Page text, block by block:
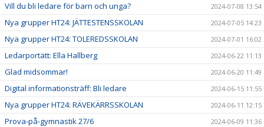
Vill du bli ledare för barn och unga? 2024-07-08 13:54
Nya grupper HT24: JÄTTESTENSSKOLAN 2024-07-05 14:23
Nya grupper HT24: TOLEREDSSKOLAN 2024-07-01 16:02
Ledarportätt: Ella Hallberg 2024-06-22 11:13
Glad midsommar! 2024-06-20 11:49
Digital informationsträff: Bli ledare 2024-06-15 11:55
Nya grupper HT24: RÄVEKÄRRSSKOLAN 2024-06-11 12:15
Prova-på-gymnastik 27/6 2024-06-09 11:36